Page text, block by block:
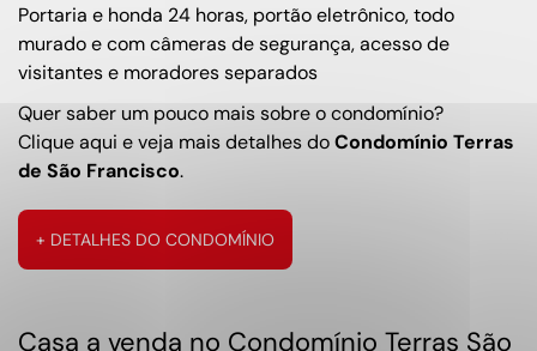
Portaria e honda 24 horas, portão eletrônico, todo
murado e com câmeras de segurança, acesso de
visitantes e moradores separados
Quer saber um pouco mais sobre o condomínio?
Clique aqui e veja mais detalhes doCondomínio Terras
de São Francisco.
+ DETALHES DO CONDOMÍNIO
Casa a venda no Condomínio Terras São